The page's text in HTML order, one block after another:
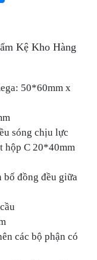
Kệ Kho Hàng
50*60mm x
sóng chịu lực
hộp C 20*40mm
bố đồng đều giữa
các bộ phận có